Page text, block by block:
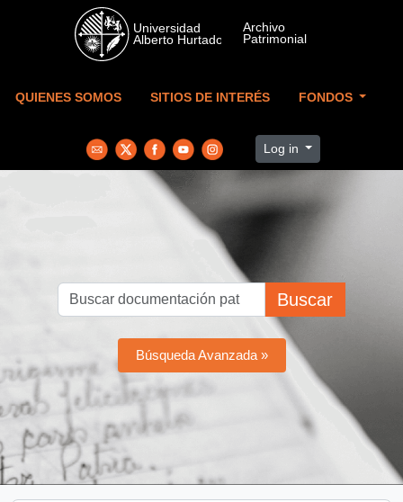
Skip to main content
QUIENES SOMOS SITIOS DE INTERÉS FONDOS
Log in
Buscar
Búsqueda Avanzada »